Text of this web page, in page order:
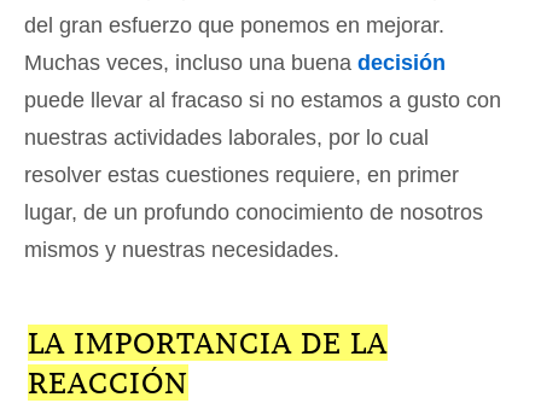
del gran esfuerzo que ponemos en mejorar.
Muchas veces, incluso una buena decisión
puede llevar al fracaso si no estamos a gusto con
nuestras actividades laborales, por lo cual
resolver estas cuestiones requiere, en primer
lugar, de un profundo conocimiento de nosotros
mismos y nuestras necesidades.
LA IMPORTANCIA DE LA
REACCIÓN